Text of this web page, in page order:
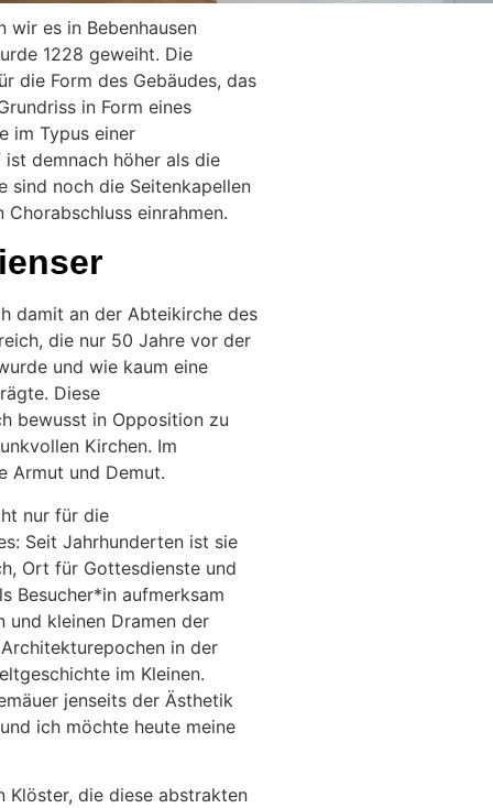
wir es in Bebenhausen
1228 geweiht. Die
die Form des Gebäudes, das
in Form eines
im Typus einer
demnach höher als die
sind noch die Seitenkapellen
einrahmen.
damit an der Abteikirche des
die nur 50 Jahre vor der
und wie kaum eine
Diese
bewusst in Opposition zu
Kirchen. Im
Armut und Demut.
nur für die
Seit Jahrhunderten ist sie
Ort für Gottesdienste und
Besucher*in aufmerksam
und kleinen Dramen der
in der
im Kleinen.
jenseits der Ästhetik
ich möchte heute meine
Klöster, die diese abstrakten